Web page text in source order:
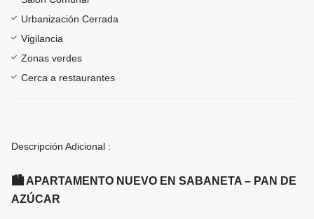
Urbanización Cerrada
Vigilancia
Zonas verdes
Cerca a restaurantes
Descripción Adicional :
🏙 ️ APARTAMENTO NUEVO EN SABANETA – PAN DE
AZÚCAR